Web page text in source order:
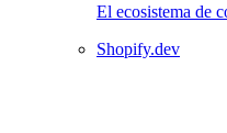
El ecosistema de
Shopify.dev